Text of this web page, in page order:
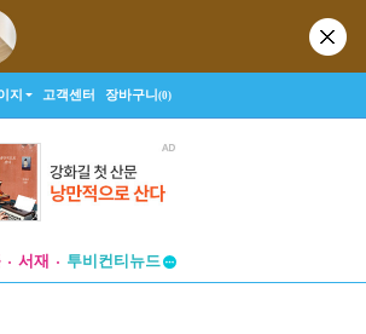
지 고객센터 장바구니(0)
서재
투비컨티뉴드